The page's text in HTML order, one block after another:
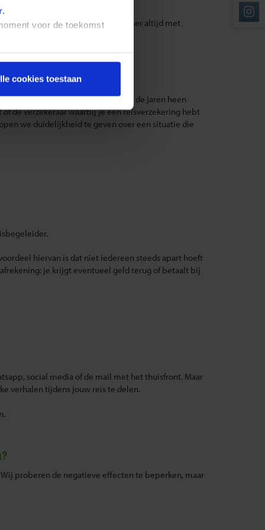
.
voor de toekomst
cookies toestaan
op indeling. Je deelt dan een kamer altijd met
tijdens de reis. We hebben door de jaren heen
de verzekeraar waarbij je een reisverzekering hebt
we duidelijkheid te geven over een situatie die
hiervan is dat niet iedereen steeds apart hoeft
je krijgt eventueel geld terug of betaalt bij
social media of de mail met het thuisfront. Maar
verhalen tijdens jouw reis te delen.
proberen de negatieve effecten te beperken, maar